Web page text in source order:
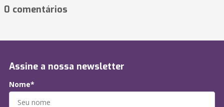
0 comentários
Assine a nossa newsletter
Nome*